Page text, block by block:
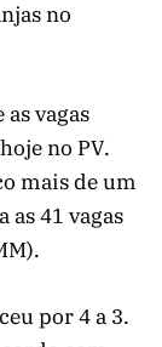
no
vagas
no PV.
mais de um
as 41 vagas
por 4 a 3.